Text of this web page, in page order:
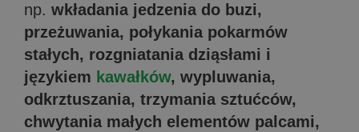
np. wkładania jedzenia do buzi,
przeżuwania, połykania pokarmów
stałych, rozgniatania dziąsłami i
językiem kawałków, wypluwania,
odkrztuszania, trzymania sztućców,
chwytania małych elementów palcami,